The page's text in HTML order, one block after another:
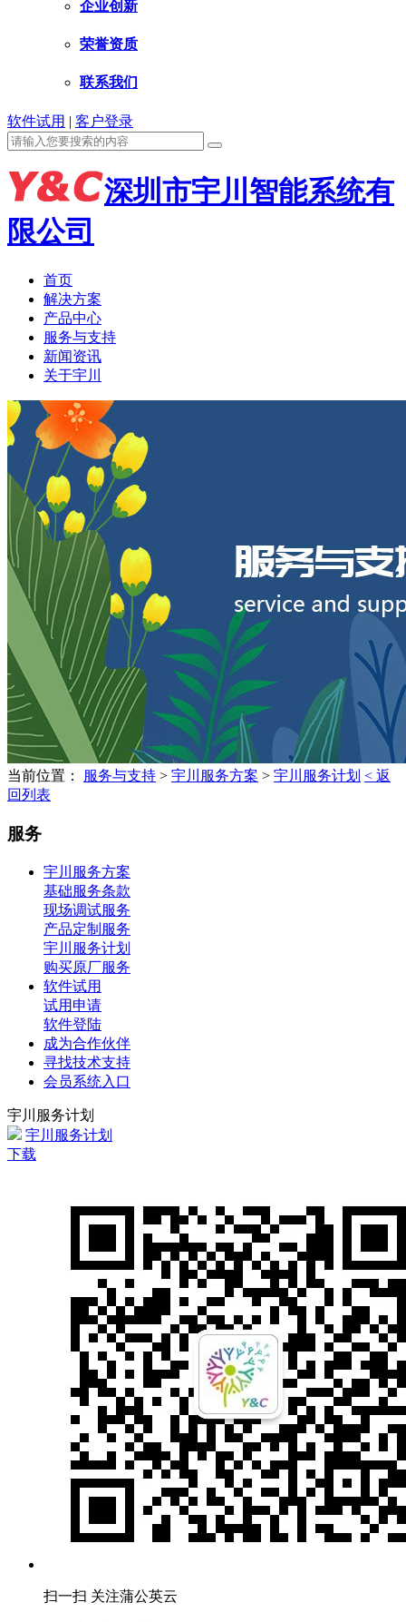
企业创新
荣誉资质
联系我们
软件试用 | 客户登录
深圳市宇川智能系统有
限公司
首页
解决方案
产品中心
服务与支持
新闻资讯
关于宇川
当前位置： 服务与支持 > 宇川服务方案 > 宇川服务计划 < 返
回列表
服务
宇川服务方案
基础服务条款
现场调试服务
产品定制服务
宇川服务计划
购买原厂服务
软件试用
试用申请
软件登陆
成为合作伙伴
寻找技术支持
会员系统入口
宇川服务计划
宇川服务计划
下载
扫一扫 关注蒲公英云